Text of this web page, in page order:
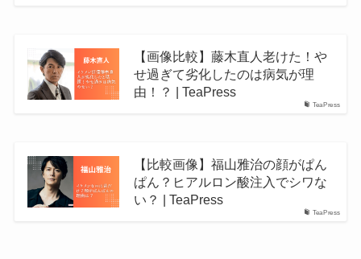
TeaPress
【画像比較】藤木直人老けた！や
せ過ぎて劣化したのは病気が理
由！？ | TeaPress
TeaPress
【比較画像】福山雅治の顔がぱん
ぱん？ヒアルロン酸注入でシワな
い？ | TeaPress